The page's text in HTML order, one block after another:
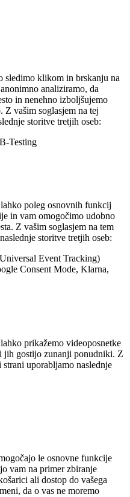
sledimo klikom in brskanju na
analiziramo, da
in nenehno izboljšujemo
Z vašim soglasjem na tej
storitve tretjih oseb:
Testing
poleg osnovnih funkcij
in vam omogočimo udobno
Z vašim soglasjem na tem
storitve tretjih oseb:
Event Tracking)
Consent Mode, Klarna,
prikažemo videoposnetke
jih gostijo zunanji ponudniki. Z
uporabljamo naslednje
le osnovne funkcije
vam na primer zbiranje
ali dostop do vašega
da o vas ne moremo